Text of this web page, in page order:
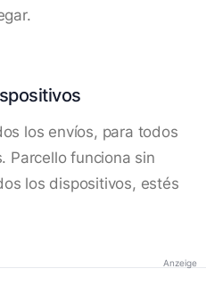
los envíos, para todos
Parcello funciona sin
los dispositivos, estés
Anzeige